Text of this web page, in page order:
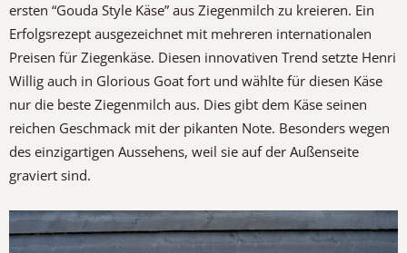
ersten “Gouda Style Käse” aus Ziegenmilch zu kreieren. Ein
Erfolgsrezept ausgezeichnet mit mehreren internationalen
Preisen für Ziegenkäse. Diesen innovativen Trend setzte Henri
Willig auch in Glorious Goat fort und wählte für diesen Käse
nur die beste Ziegenmilch aus. Dies gibt dem Käse seinen
reichen Geschmack mit der pikanten Note. Besonders wegen
des einzigartigen Aussehens, weil sie auf der Außenseite
graviert sind.